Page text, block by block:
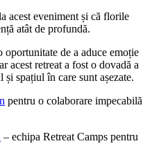
acest eveniment și că florile
atât de profundă.
oportunitate de a aduce emoție
acest retreat a fost o dovadă a
spațiul în care sunt așezate.
pentru o colaborare impecabilă
– echipa Retreat Camps pentru